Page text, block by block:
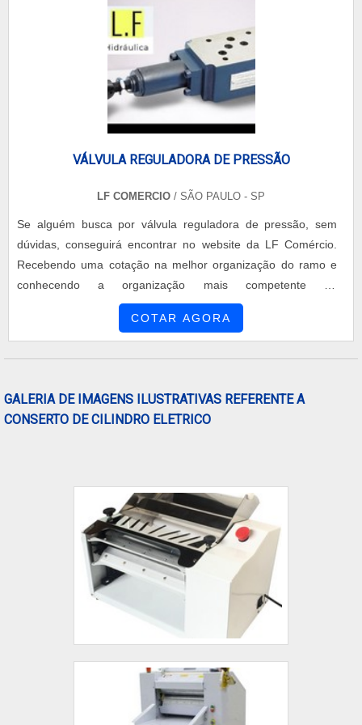
regularizou todas as licenças necessárias, dando assim maior
confiabilidade para os clientes. A equipe de profissionais é
altamente qualificada. Tendo como principal objetivo oferecer
produtos de primeira linha, preenchendo todas as
necessidades dos clientes. E para que isso possa ser
possível, prioriza o trabalho com bons parceiros e
fornecedores. Solicite já um orçamento!.
VÁLVULA REGULADORA DE PRESSÃO
LF COMERCIO / SÃO PAULO - SP
Se alguém busca por válvula reguladora de pressão, sem
dúvidas, conseguirá encontrar no website da LF Comércio.
Recebendo uma cotação na melhor organização do ramo e
conhecendo a organização mais competente do
ramo.Quando a questão é válvula reguladora de pressão,
com a LF Comércio alcançará ótima qualidade com soluções
energia em criar uma estrutura com escritório de alta
qualidade onde são realizadas as atividades e equipamentos
eficientes de uma empresa demonstrar competência,
excelência e destaque em sua área de atuação. A LF
Comércio se mostra referência por ter Soluções eficazes para
componentes óleo-hidráulicos tais como válvulas dos mais
diversos tipos Ampla variedade de produtos óleo-hidráulicos
no Brasil Serviços de Assistência Técnica Mais de 30 anos de
experiência no mercado.Sem trocar o foco sobre válvula
reguladora de pressão, deve-se descartar empresas que não
detalhes que passam despercebidos e podem gerar prejuízo
futuros para os clientes.É por esta razão que a LF Comércio é
uma empresa que preza pela segurança quando exploramos
COTAR AGORA
GALERIA DE IMAGENS ILUSTRATIVAS REFERENTE A
CONSERTO DE CILINDRO ELETRICO